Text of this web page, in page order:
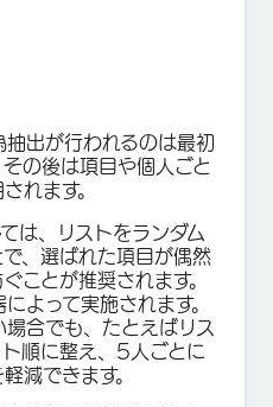
抽出が行われるのは最初
の後は項目や個人ごと
れます。
は、リストをランダム
、選ばれた項目が偶然
ことが推奨されます。
よって実施されます。
合でも、たとえばリス
ト順に整え、5人ごとに
減できます。